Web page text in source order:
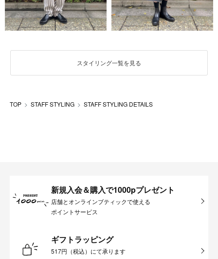
スタイリング一覧を見る
TOP STAFF STYLING STAFF STYLING DETAILS
新規入会＆購入で1000pプレゼント
店舗とオンラインブティックで使える
ポイントサービス
ギフトラッピング
517円（税込）にて承ります